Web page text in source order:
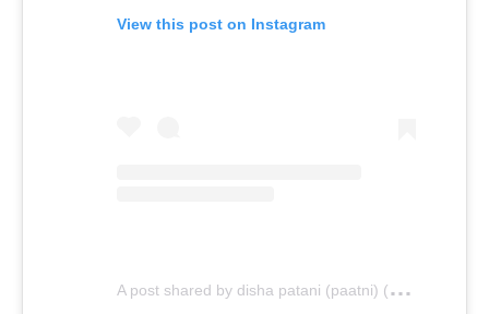
View this post on Instagram
A
post shared by disha patani (paatni) (@dishapatani)